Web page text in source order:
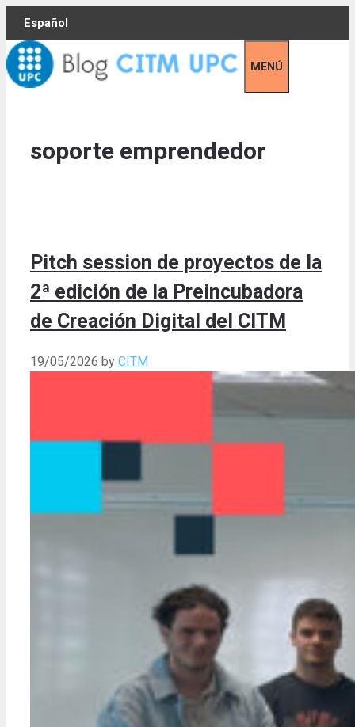
Skip
content
Español
MENÚ
soporte emprendedor
Pitch session de proyectos de la
2ª edición de la Preincubadora
de Creación Digital del CITM
19/05/2026 by CITM